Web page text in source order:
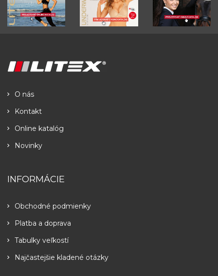
O nás
Kontakt
Online katalóg
Novinky
INFORMÁCIE
Obchodné podmienky
Platba a doprava
Tabulky veľkostí
Najčastejšie kladené otázky